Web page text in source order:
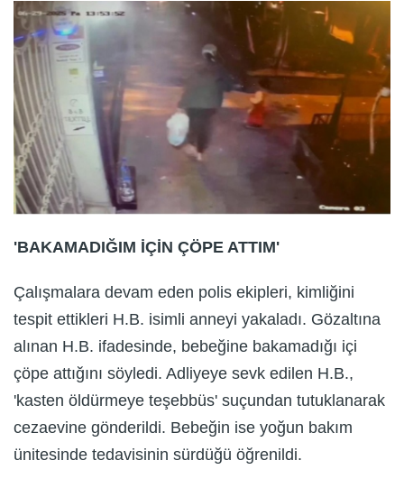
'BAKAMADIĞIM İÇİN ÇÖPE ATTIM'
Çalışmalara devam eden polis ekipleri, kimliğini
tespit ettikleri H.B. isimli anneyi yakaladı. Gözaltına
alınan H.B. ifadesinde, bebeğine bakamadığı içi
çöpe attığını söyledi. Adliyeye sevk edilen H.B.,
'kasten öldürmeye teşebbüs' suçundan tutuklanarak
cezaevine gönderildi. Bebeğin ise yoğun bakım
ünitesinde tedavisinin sürdüğü öğrenildi.